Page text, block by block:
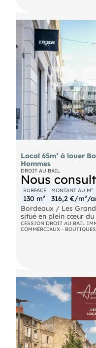
Local 65m² à louer
Hommes
DROIT AU BAIL
Nous
SURFACE
130 m²
MONTANT AU M²
316,2 €/m²/
Bordeaux / Les
situé en plein cœur
Commerce de , vous
d'environ 65 m² en
aménagé d'environ
Honoraires : 25 000 €
CESSION DROIT AU BAIL
COMMERCIAUX - BOUTIQUES